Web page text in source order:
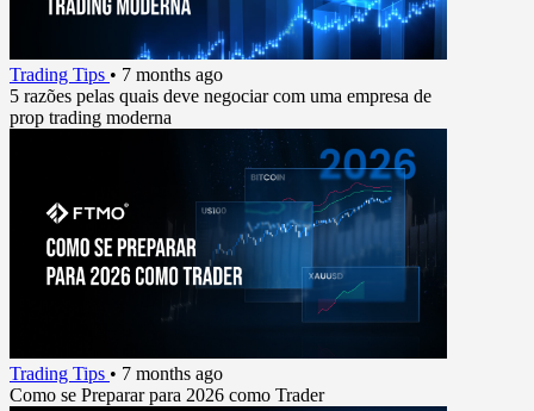
Trading Tips • 7 months ago
5 razões pelas quais deve negociar com uma empresa de
prop trading moderna
Trading Tips • 7 months ago
Como se Preparar para 2026 como Trader